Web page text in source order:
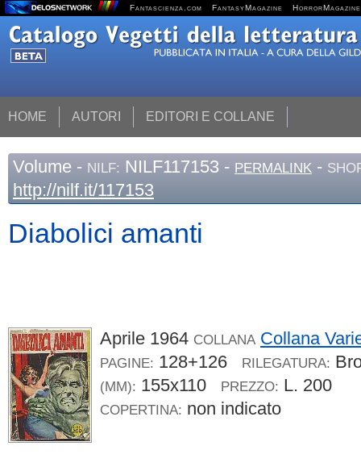
Fantascienza.com FantasyMagazine HorrorMagazine
HOME AUTORI EDITORI E COLLANE
Volume - NILF: NILF117153 - PERMALINK -
http://nilf.it/117153
Diabolici amanti
Aprile 1964 COLLANA Collana
PAGINE: 128+126 RILEGATURA:
(MM): 155x110 PREZZO: L. 200
COPERTINA: non indicato